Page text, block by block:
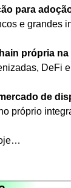
para
e grandes
própria na
DeFi
de
próprio